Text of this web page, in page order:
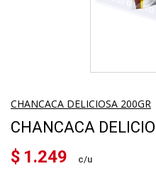
CHANCACA DELICIOSA 200GR
CHANCACA
$ 1.249